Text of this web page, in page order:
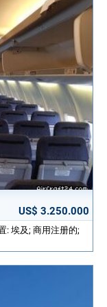
US$ 3.250.000
: 埃及; 商用注册的;